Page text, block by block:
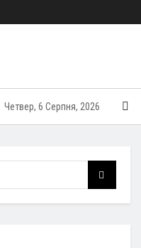
Четвер, 6 Серпня, 2026